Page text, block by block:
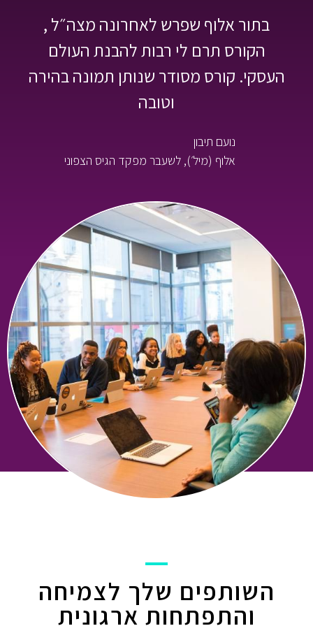
לורם איפסום דולור סיט אמט, קונסקטורר
אדיפיסינג אלית לורם איפסום דולור סיט
אמט, קונסקטורר אדיפיסינג אלית. סת
אלמנקום ניסי נומץ.
מנכ״ל
השותפים שלך לצמיחה
והתפתחות ארגונית